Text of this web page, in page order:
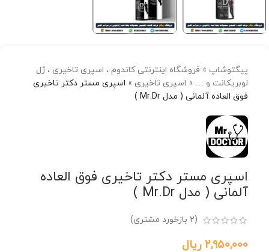
پیگتوشاپ » فروشگاه اینترنتی کاندوم ، اسپری تاخیری ، ژل
لوبریکانت و … » اسپری تاخیری » اسپری مستر دکتر تاخیری
فوق العاده آلمانی ( مدل Mr.Dr )
اسپری مستر دکتر تاخیری فوق العاده
آلمانی ( مدل Mr.Dr )
(
2 بازخورد مشتری)
2,950,000 ریال